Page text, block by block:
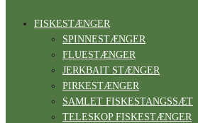
FISKESTÆNGER
SPINNESTÆNGER
FLUESTÆNGER
JERKBAIT STÆNGER
PIRKESTÆNGER
SAMLET FISKESTANGSSÆT
TELESKOP FISKESTÆNGER